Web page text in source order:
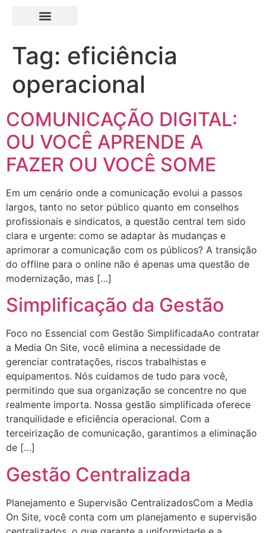
Tag: eficiência
operacional
COMUNICAÇÃO DIGITAL:
OU VOCÊ APRENDE A
FAZER OU VOCÊ SOME
Em um cenário onde a comunicação evolui a passos
largos, tanto no setor público quanto em conselhos
profissionais e sindicatos, a questão central tem sido
clara e urgente: como se adaptar às mudanças e
aprimorar a comunicação com os públicos? A transição
do offline para o online não é apenas uma questão de
modernização, mas […]
Simplificação da Gestão
Foco no Essencial com Gestão SimplificadaAo contratar
a Media On Site, você elimina a necessidade de
gerenciar contratações, riscos trabalhistas e
equipamentos. Nós cuidamos de tudo para você,
permitindo que sua organização se concentre no que
realmente importa. Nossa gestão simplificada oferece
tranquilidade e eficiência operacional. Com a
terceirização de comunicação, garantimos a eliminação
de […]
Gestão Centralizada
Planejamento e Supervisão CentralizadosCom a Media
On Site, você conta com um planejamento e supervisão